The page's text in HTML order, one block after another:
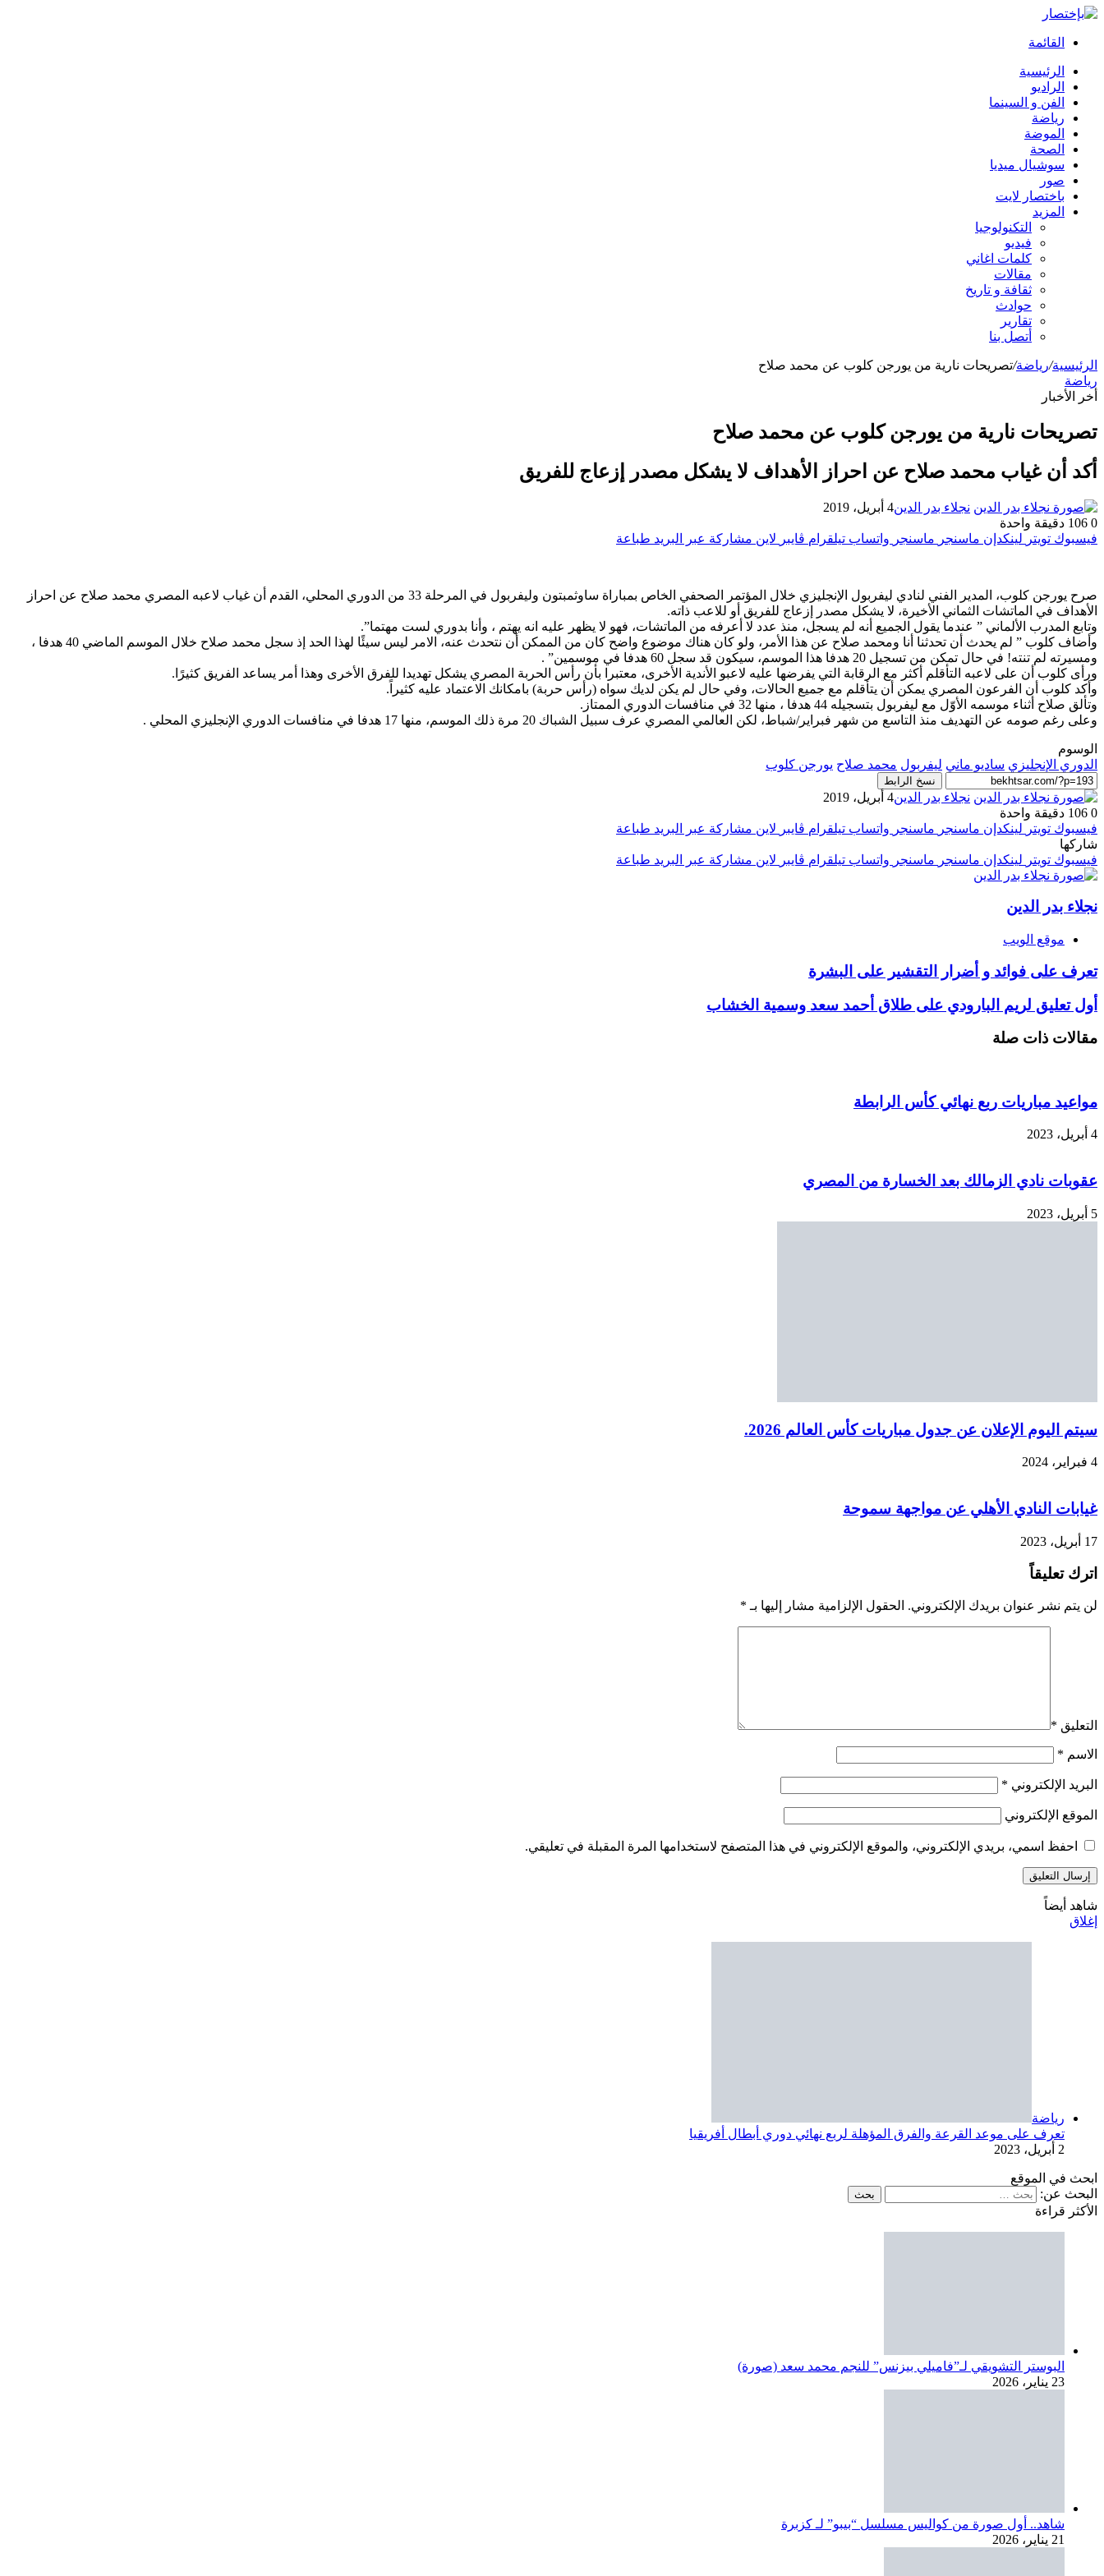
القائمة
الرئيسية
الراديو
الفن و السينما
رياضة
الموضة
الصحة
سوشيال ميديا
صور
باختصار لايت
المزيد
التكنولوجيا
فيديو
كلمات اغاني
مقالات
ثقافة و تاريخ
حوادث
تقارير
أتصل بنا
الرئيسية/رياضة/تصريحات نارية من يورجن كلوب عن محمد صلاح
رياضة
أخر الأخبار
تصريحات نارية من يورجن كلوب عن محمد صلاح
أكد أن غياب محمد صلاح عن احراز الأهداف لا يشكل مصدر إزعاج للفريق
نجلاء بدر الدين4 أبريل، 2019
0
دقيقة واحدة
فيسبوك تويتر لينكدإن ماسنجر ماسنجر واتساب تيلقرام ڤايبر لاين مشاركة عبر البريد طباعة
صرح يورجن كلوب، المدير الفني لنادي ليفربول الإنجليزي خلال المؤتمر الصحفي الخاص بمباراة ساوثمبتون وليفربول في المرحلة 33 من الدوري المحلي، القدم أن غياب لاعبه المصري محمد صلاح عن احراز
الأهداف في الماتشات الثماني الأخيرة، لا يشكل مصدر إزعاج للفريق أو للاعب ذاته.
وتابع المدرب الألماني ” عندما يقول الجميع أنه لم يسجل، منذ عدد لا أعرفه من الماتشات، فهو لا يظهر عليه انه يهتم ، وأنا بدوري لست مهتما”.
وأضاف كلوب ” لم يحدث أن تحدثنا أنا ومحمد صلاح عن هذا الأمر، ولو كان هناك موضوع واضح كان من الممكن أن نتحدث عنه، الامر ليس سيئًا لهذا الحد إذ سجل محمد صلاح خلال الموسم الماضي 40 هدفا ،
ومسيرته لم تنته! في حال تمكن من تسجيل 20 هدفا هذا الموسم، سيكون قد سجل 60 هدفا في موسمين” .
ورأى كلوب أن على لاعبه التأقلم أكثر مع الرقابة التي يفرضها عليه لاعبو الأندية الأخرى، معتبرا بأن رأس الحربة المصري يشكل تهديدا للفرق الأخرى وهذا أمر يساعد الفريق كثيرًا.
وأكد كلوب أن الفرعون المصري يمكن أن يتأقلم مع جميع الحالات، وفي حال لم يكن لديك سواه (رأس حربة) بامكانك الاعتماد عليه كثيراً.
وتألق صلاح أثناء موسمه الأوّل مع ليفربول بتسجيله 44 هدفا ، منها 32 في منافسات الدوري الممتاز.
وعلى رغم صومه عن التهديف منذ التاسع من شهر فبراير/شباط، لكن العالمي المصري عرف سبيل الشباك 20 مرة ذلك الموسم، منها 17 هدفا في منافسات الدوري الإنجليزي المحلي .
الوسوم
الدوري الإنجليزي ساديو ماني ليفربول محمد صلاح يورجن كلوب
نسخ الرابط
نجلاء بدر الدين4 أبريل، 2019
0
دقيقة واحدة
فيسبوك تويتر لينكدإن ماسنجر ماسنجر واتساب تيلقرام ڤايبر لاين مشاركة عبر البريد طباعة
شاركها
فيسبوك تويتر لينكدإن ماسنجر ماسنجر واتساب تيلقرام ڤايبر لاين مشاركة عبر البريد طباعة
نجلاء بدر الدين
موقع الويب
تعرف على فوائد و أضرار التقشير على البشرة
أول تعليق لريم البارودي على طلاق أحمد سعد وسمية الخشاب
مقالات ذات صلة
مواعيد مباريات ربع نهائي كأس الرابطة
4 أبريل، 2023
عقوبات نادي الزمالك بعد الخسارة من المصري
5 أبريل، 2023
اترك تعليقاً
لن يتم نشر عنوان بريدك الإلكتروني. الحقول الإلزامية مشار إليها بـ*
الاسم
البريد الإلكتروني*
شاهد أيضاً
إغلاق
البوستر التشويقي لـ”فاميلي بيزنس” للنجم محمد سعد (صورة)
23 يناير، 2026
شاهد.. أول صورة من كواليس مسلسل “بيبو” لـ كزبرة
21 يناير، 2026
الهام وجدي ضيفة شرف في مسلسل ” علي قد الحب ” رمضان 2026
21 يناير، 2026